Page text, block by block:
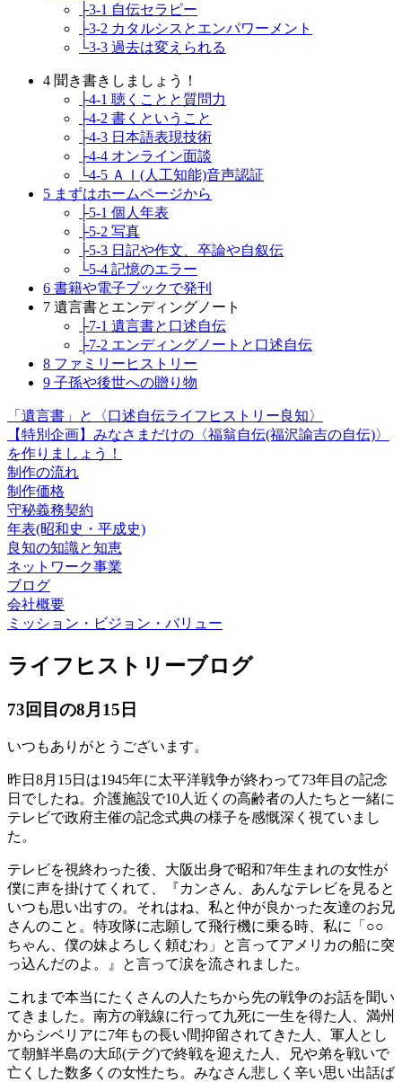
├3-1 自伝セラピー
├3-2 カタルシスとエンパワーメント
└3-3 過去は変えられる
4 聞き書きしましょう！
├4-1 聴くことと質問力
├4-2 書くということ
├4-3 日本語表現技術
├4-4 オンライン面談
└4-5 ＡＩ(人工知能)音声認証
5 まずはホームページから
├5-1 個人年表
├5-2 写真
├5-3 日記や作文、卒論や自叙伝
└5-4 記憶のエラー
6 書籍や電子ブックで発刊
7 遺言書とエンディングノート
├7-1 遺言書と口述自伝
├7-2 エンディングノートと口述自伝
8 ファミリーヒストリー
9 子孫や後世への贈り物
「遺言書」と〈口述自伝ライフヒストリー良知〉
【特別企画】みなさまだけの〈福翁自伝(福沢諭吉の自伝)〉
を作りましょう！
制作の流れ
制作価格
守秘義務契約
年表(昭和史・平成史)
良知の知識と知恵
ネットワーク事業
ブログ
会社概要
ミッション・ビジョン・バリュー
ライフヒストリーブログ
73回目の8月15日
いつもありがとうございます。
昨日8月15日は1945年に太平洋戦争が終わって73年目の記念
日でしたね。介護施設で10人近くの高齢者の人たちと一緒に
テレビで政府主催の記念式典の様子を感慨深く視ていまし
た。
テレビを視終わった後、大阪出身で昭和7年生まれの女性が
僕に声を掛けてくれて、『カンさん、あんなテレビを見ると
いつも思い出すの。それはね、私と仲が良かった友達のお兄
さんのこと。特攻隊に志願して飛行機に乗る時、私に「○○
ちゃん、僕の妹よろしく頼むわ」と言ってアメリカの船に突
っ込んだのよ。』と言って涙を流されました。
これまで本当にたくさんの人たちから先の戦争のお話を聞い
てきました。南方の戦線に行って九死に一生を得た人、満州
からシベリアに7年もの長い間抑留されてきた人、軍人とし
て朝鮮半島の大邱(テグ)で終戦を迎えた人、兄や弟を戦いで
亡くした数多くの女性たち。みなさん悲しく辛い思い出話ば